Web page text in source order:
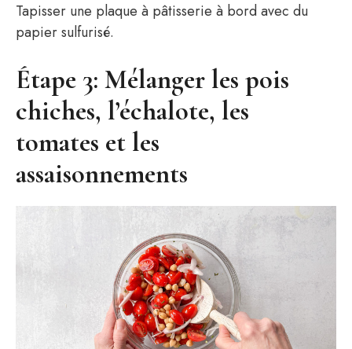
Tapisser une plaque à pâtisserie à bord avec du
papier sulfurisé.
Étape 3: Mélanger les pois
chiches, l’échalote, les
tomates et les
assaisonnements